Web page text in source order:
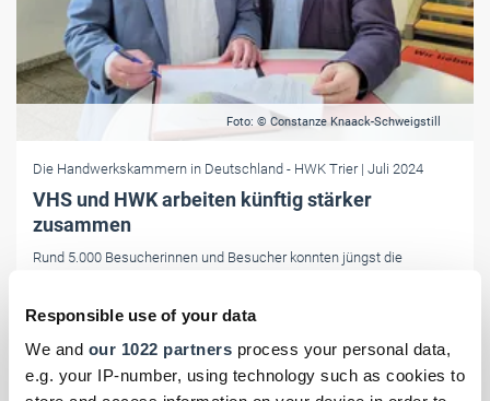
Responsible use of your data
We and our 1022 partners process your personal data,
e.g. your IP-number, using technology such as cookies to
Foto: © Constanze Knaack-Schweigstill
Die Handwerkskammern in Deutschland - HWK Trier | Juli 2024
VHS und HWK arbeiten künftig stärker
zusammen
Rund 5.000 Besucherinnen und Besucher konnten jüngst die
Vereinbarung für ein Grundbildungsnetzwerk unterzeichnet.